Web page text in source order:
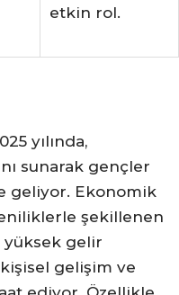
etkin rol.
yılında,
sunarak gençler
geliyor. Ekonomik
şekillenen
yüksek gelir
kişisel gelişim ve